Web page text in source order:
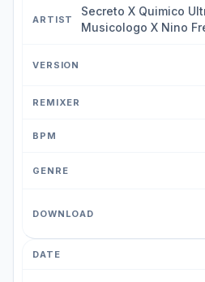
Secreto X Quimico
Musicologo X Nino